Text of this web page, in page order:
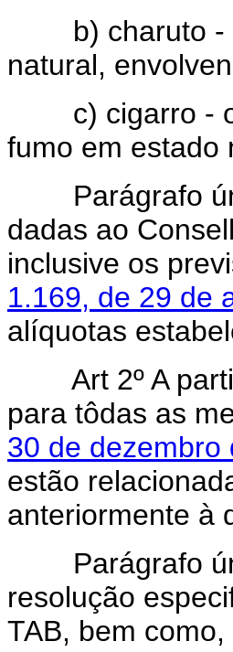
b) charuto - o
natural,
c) cigarro - o
fumo em estado
Parágrafo
dadas ao
inclusive os
1.169, de 29 de
alíquotas
Art 2º A partir
para tôdas as
30 de dezembro
estão
anteriormente à
Parágrafo
resolução
TAB, bem